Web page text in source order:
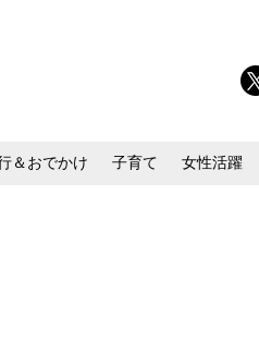
＆おでかけ 子育て 女性活躍